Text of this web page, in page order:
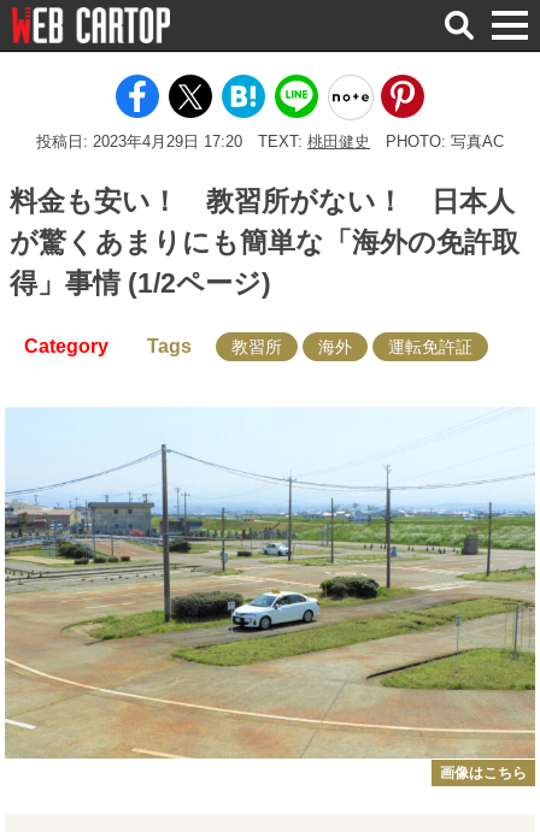
検
索
投稿日: 2023年4月29日 17:20 TEXT: 桃田健史 PHOTO: 写真AC
料金も安い！ 教習所がない！ 日本人
が驚くあまりにも簡単な「海外の免許取
得」事情 (1/2ページ)
Category Tags 教習所 海外 運転免許証
画像はこちら